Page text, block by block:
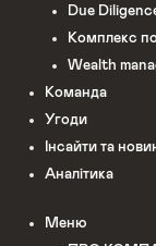
Due
Комплекс
Wealth
Команда
Угоди
Інсайти та
Аналітика
Меню